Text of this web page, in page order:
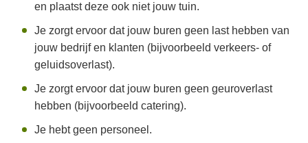
en plaatst deze ook niet jouw tuin.
Je zorgt ervoor dat jouw buren geen last hebben van
jouw bedrijf en klanten (bijvoorbeeld verkeers- of
geluidsoverlast).
Je zorgt ervoor dat jouw buren geen geuroverlast
hebben (bijvoorbeeld catering).
Je hebt geen personeel.